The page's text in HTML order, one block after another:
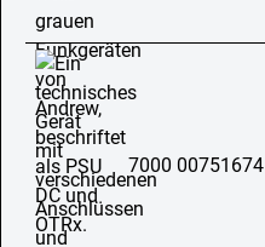
7000 00751674